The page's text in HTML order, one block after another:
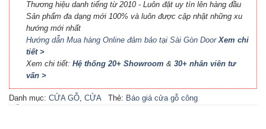
Thương hiệu danh tiếng từ 2010 - Luôn đặt uy tín lên hàng đầu
Sản phẩm đa dạng mới 100% và luôn được cập nhật những xu
hướng mới nhất
Hướng dẫn Mua hàng Online đảm bảo tại Sài Gòn DoorXem chi
tiết >
Xem chi tiết: Hệ thống 20+ Showroom & 30+ nhân viên tư
vấn >
Danh mục: CỬA GỖ, CỬA
Thẻ: Báo giá cửa gỗ công